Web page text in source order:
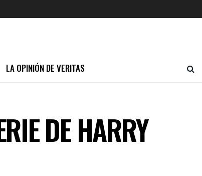
LA OPINIÓN DE VERITAS
DE HARRY